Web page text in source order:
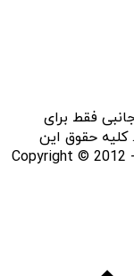
فقط برای
کلیه حقوق این